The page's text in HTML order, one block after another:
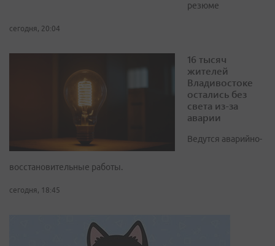
резюме
сегодня, 20:04
16 тысяч
жителей
Владивостоке
остались без
света из-за
аварии
Ведутся аварийно-
восстановительные работы.
сегодня, 18:45